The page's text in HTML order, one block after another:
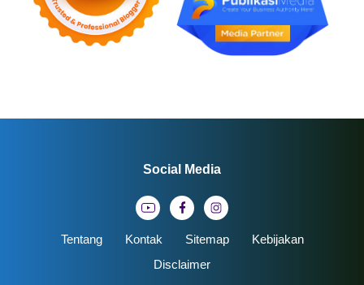
Tentang Kontak Sitemap
Kebijakan
Disclaimer
Social Media